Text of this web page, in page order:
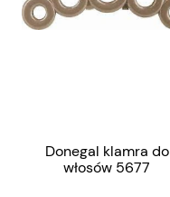
Donegal klamra do
włosów 5677